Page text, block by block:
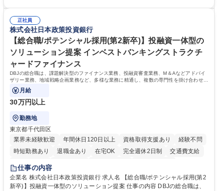
年休120日/デスクワーク中心で残業少なめ
整、資料作成、当日の運営サポート 学歴・資格 学歴：大学院 大学 語学
力： 資格：
正社員
株式会社日本政策投資銀行
【総合職/ポテンシャル採用(第2新卒)】投融資一体型の
ソリューション提案 インベストバンキングストラクチ
ャードファイナンス
DBJの総合職は、課題解決型のファイナンス業務、投融資審査業務、M＆Aなどアドバイ
ザリー業務、地域戦略企画業務など、多様な業務に精通し、複数の専門性を掛け合わせて
広く社会に貢献していく職種です。
月給
30万円以上
勤務地
東京都千代田区
業界未経験歓迎
年間休日120日以上 資格取得支援あり
経験不問
時短勤務あり
退職金あり 在宅OK 完全週休2日制
交通費支給
駅近5分以内
食事補助あり
託児所あり
仕事の内容
企業名 株式会社日本政策投資銀行 求人名 【総合職/ポテンシャル採用(第2
新卒)】投融資一体型のソリューション提案 仕事の内容 DBJの総合職は、